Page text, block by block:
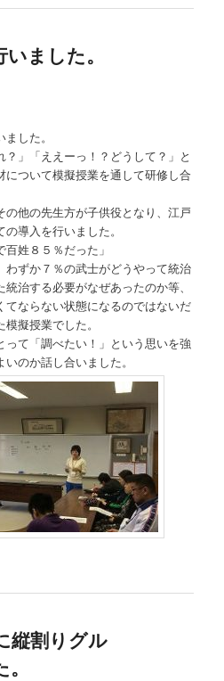
ました。
した。
」「ええーっ！？どうして？」と
について模擬授業を通して研修し合
他の先生方が子供役となり、江戸
導入を行いました。
百姓８５％だった」
わずか７％の武士がどうやって統治
治する必要がなぜあったのか等、
てならない状態になるのではないだ
擬授業でした。
て「調べたい！」という思いを強
のか話し合いました。
縦割りグル